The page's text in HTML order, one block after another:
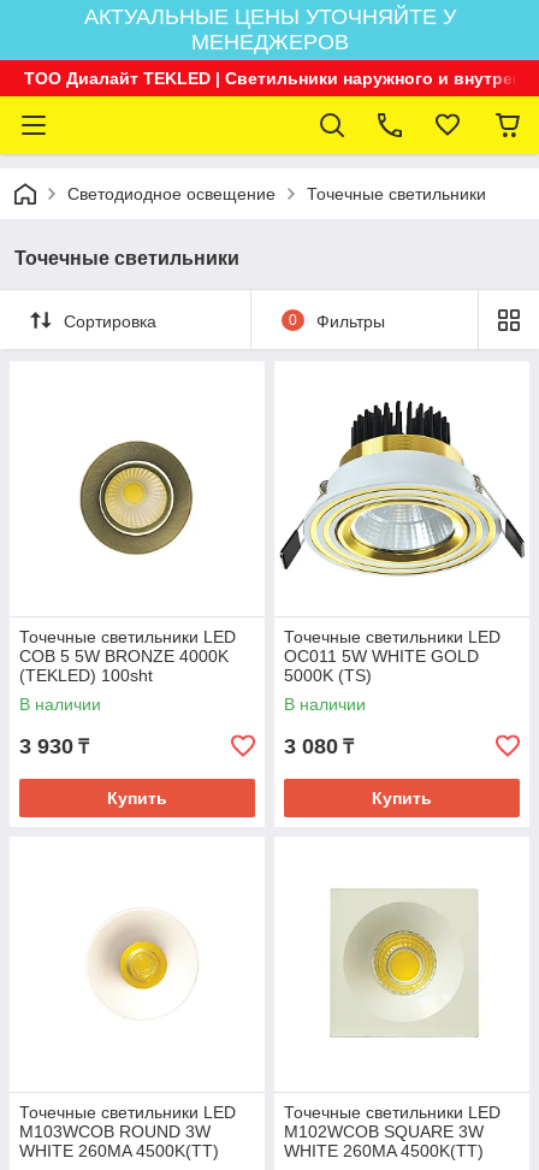
АКТУАЛЬНЫЕ ЦЕНЫ УТОЧНЯЙТЕ У
МЕНЕДЖЕРОВ
ТОО Диалайт TEKLED | Светильники наружного и
Светодиодное освещение Точечные светильники
Точечные светильники
Сортировка 0 Фильтры
Точечные светильники LED
COB 5 5W BRONZE 4000K
(TEKLED) 100sht
В наличии
3 930 ₸
Купить
Точечные светильники LED
OC011 5W WHITE GOLD
5000K (TS)
В наличии
3 080 ₸
Купить
Точечные светильники LED
M103WCOB ROUND 3W
WHITE 260MA 4500K(TT)
Точечные светильники LED
M102WCOB SQUARE 3W
WHITE 260MA 4500K(TT)